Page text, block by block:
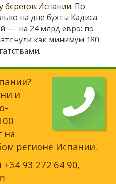
у берегов Испании. По
на дне бухты Кадиса
— на 24 млрд евро: по
как минимум 180
и
на
регионе Испании.
+34 93 272 64 90,